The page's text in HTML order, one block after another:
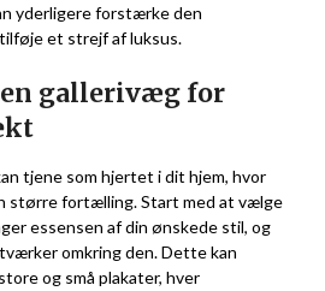
yderligere forstærke den
et strejf af luksus.
en gallerivæg for
tjene som hjertet i dit hjem, hvor
større fortælling. Start med at vælge
essensen af din ønskede stil, og
omkring den. Dette kan
og små plakater, hver